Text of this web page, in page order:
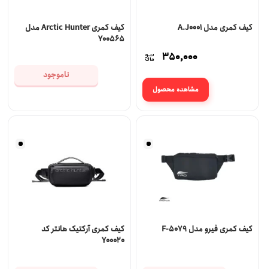
کیف کمری مدل A.J0001
350,000
مشاهده محصول
کیف کمری Arctic Hunter مدل
Y00565
ناموجود
کیف کمری فیرو مدل F-5079
کیف کمری آرکتیک هانتر کد
Y00020